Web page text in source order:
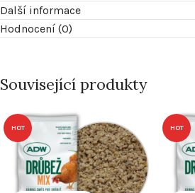
Další informace
Hodnocení (0)
Související produkty
HOT HOT